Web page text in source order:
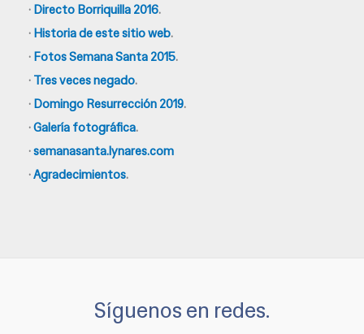
· Directo Borriquilla 2016.
· Historia de este sitio web.
· Fotos Semana Santa 2015.
· Tres veces negado.
· Domingo Resurrección 2019.
·Galería fotográfica.
·semanasanta.lynares.com
·Agradecimientos.
Síguenos en redes.